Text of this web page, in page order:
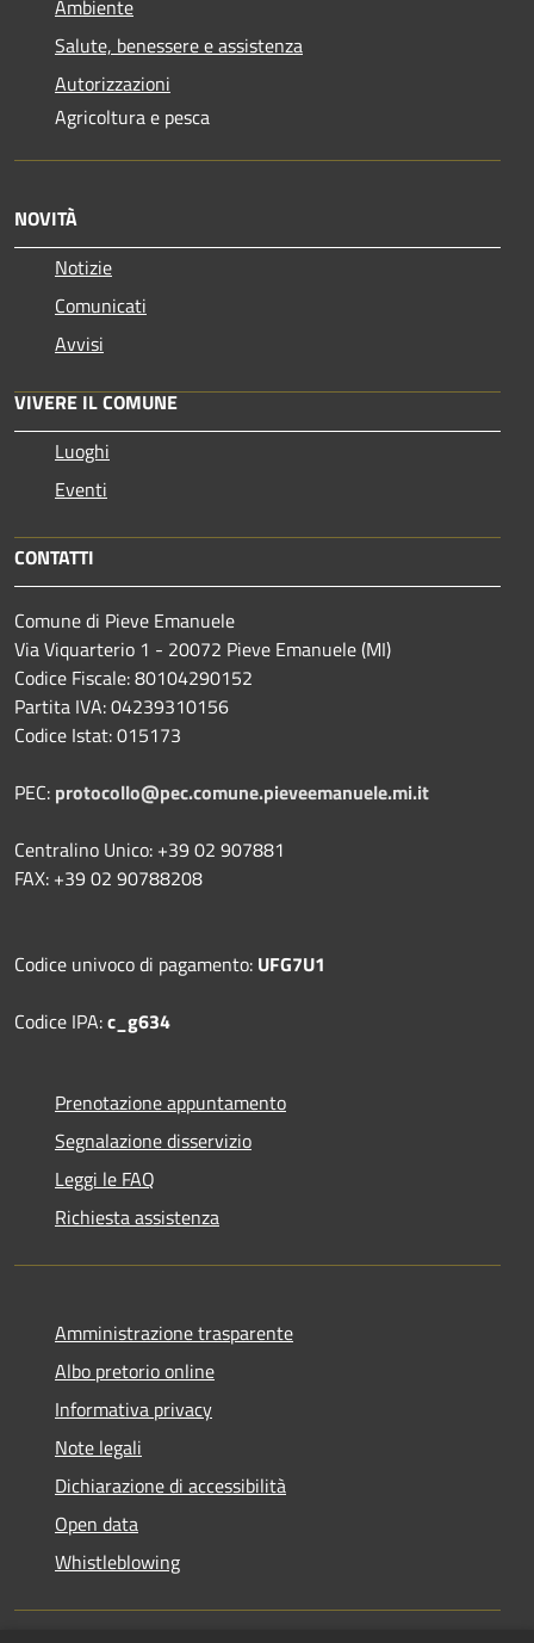
Ambiente
Salute, benessere e assistenza
Autorizzazioni
Agricoltura e pesca
NOVITÀ
Notizie
Comunicati
Avvisi
VIVERE IL COMUNE
Luoghi
Eventi
CONTATTI
Comune di Pieve Emanuele
Via Viquarterio 1 - 20072 Pieve Emanuele (MI)
Codice Fiscale: 80104290152
Partita IVA: 04239310156
Codice Istat: 015173
PEC: protocollo@pec.comune.pieveemanuele.mi.it
Centralino Unico: +39 02 907881
FAX: +39 02 90788208
Codice univoco di pagamento: UFG7U1
Codice IPA:c_g634
Prenotazione appuntamento
Segnalazione disservizio
Leggi le FAQ
Richiesta assistenza
Amministrazione trasparente
Albo pretorio online
Informativa privacy
Note legali
Dichiarazione di accessibilità
Open data
Whistleblowing